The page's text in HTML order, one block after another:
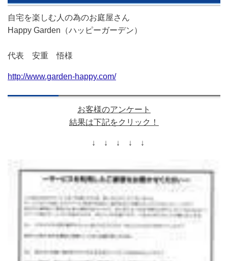
自宅を楽しむ人の為のお庭屋さん
Happy Garden（ハッピーガーデン）
代表 安重 悟様
http://www.garden-happy.com/
お客様のアンケート
結果は下記をクリック！
↓ ↓ ↓ ↓ ↓